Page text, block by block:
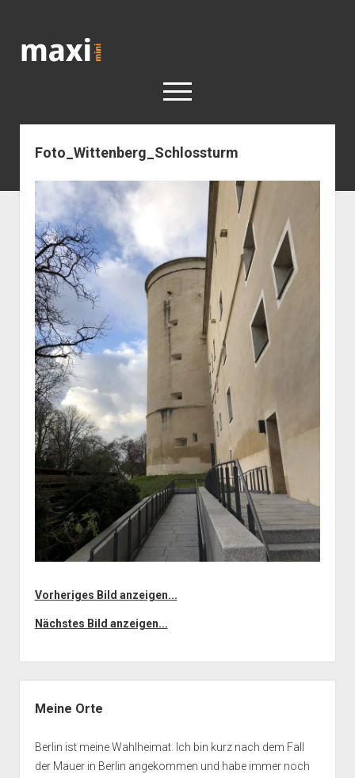
open
< work
Berlin
Geschichte
open
dropdown
menu
Geschichte der Stadt Berlin
Impressum
Foto_Wittenberg_Schlossturm
Vorheriges Bild anzeigen...
Nächstes Bild anzeigen...
Meine Orte
Berlin ist meine Wahlheimat. Ich bin kurz nach dem Fall
der Mauer in Berlin angekommen und habe immer noch